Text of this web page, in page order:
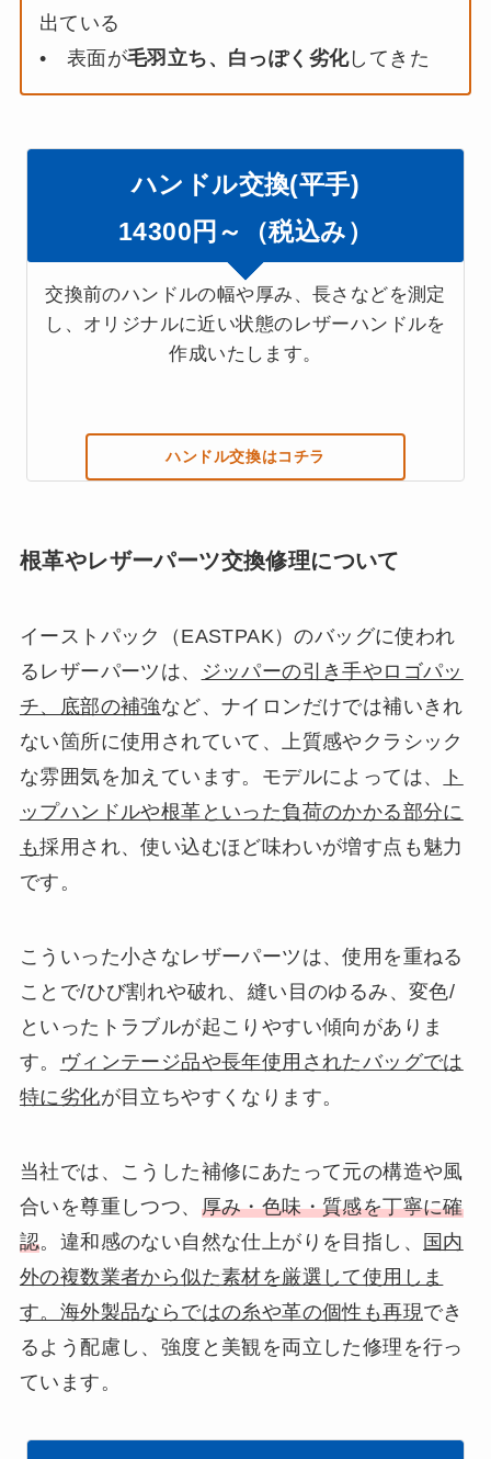
出ている
• 表面が毛羽立ち、白っぽく劣化してきた
ハンドル交換(平手)
14300円～（税込み）
交換前のハンドルの幅や厚み、長さなどを測定
し、オリジナルに近い状態のレザーハンドルを
作成いたします。
ハンドル交換はコチラ
根革やレザーパーツ交換修理について
イーストパック（EASTPAK）のバッグに使われ
るレザーパーツは、
ジッパーの引き手やロゴパッ
チ、底部の補強など、ナイロンだけでは補いきれ
ない箇所に使用されていて、上質感やクラシック
な雰囲気を加えています。モデルによっては、
ト
ップハンドルや根革といった負荷のかかる部分に
も採用され、使い込むほど味わいが増す点も魅力
です。
こういった小さなレザーパーツは、使用を重ねる
ことで/ひび割れや破れ、縫い目のゆるみ、変色/
といったトラブルが起こりやすい傾向がありま
す。
ヴィンテージ品や長年使用されたバッグでは
特に劣化が目立ちやすくなります。
当社では、こうした補修にあたって元の構造や風
合いを尊重しつつ、 厚み・色味・質感を丁寧に確
認。違和感のない自然な仕上がりを目指し、
国内
外の複数業者から似た素材を厳選して使用しま
す。海外製品ならではの糸や革の個性も再現でき
るよう配慮し、強度と美観を両立した修理を行っ
ています。